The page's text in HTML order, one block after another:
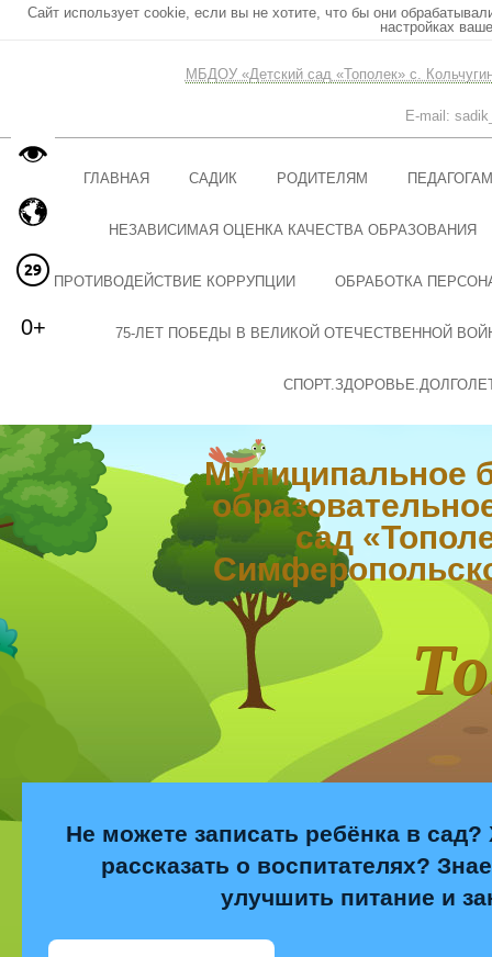
Сайт использует cookie, если вы не хотите, что бы они
настройках
МБДОУ «Детский сад «Тополек» с.
E-mail:
ГЛАВНАЯ САДИК РОДИТЕЛЯМ ПЕДАГОГАМ
НЕЗАВИСИМАЯ ОЦЕНКА КАЧЕСТВА ОБРАЗОВАНИЯ
ПРОТИВОДЕЙСТВИЕ КОРРУПЦИИ ОБРАБОТКА
75-ЛЕТ ПОБЕДЫ В ВЕЛИКОЙ ОТЕЧЕСТВЕННОЙ
Муниципальное
сад
Не можете записать ребёнка в сад?
рассказать о воспитателях?
улучшить питание и
0+